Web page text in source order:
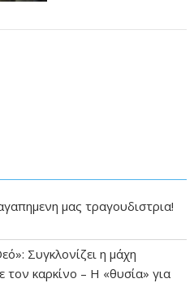
μας τραγουδιστρια!
Συγκλονίζει η μάχη
τον καρκίνο – Η «θυσία» για